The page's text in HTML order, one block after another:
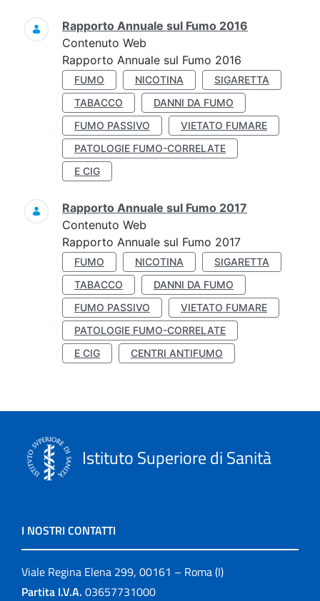
Ricerca
Rapporto Annuale sul Fumo 2016
Contenuto Web
Rapporto Annuale sul Fumo 2016
FUMO NICOTINA
SIGARETTA
TABACCO
DANNI DA FUMO
FUMO PASSIVO
VIETATO FUMARE
PATOLOGIE FUMO-CORRELATE
E CIG
Rapporto Annuale sul Fumo 2017
Contenuto Web
Rapporto Annuale sul Fumo 2017
FUMO NICOTINA
SIGARETTA
TABACCO
DANNI DA FUMO
FUMO PASSIVO
VIETATO FUMARE
PATOLOGIE FUMO-CORRELATE
E CIG
CENTRI ANTIFUMO
Istituto Superiore di Sanità
I NOSTRI CONTATTI
Viale Regina Elena 299, 00161 – Roma (I)
Partita I.V.A. 03657731000